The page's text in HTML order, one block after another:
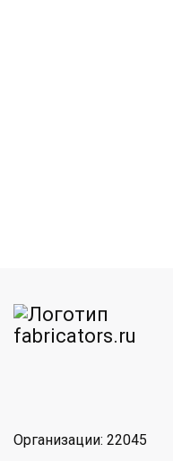
Организации: 22045